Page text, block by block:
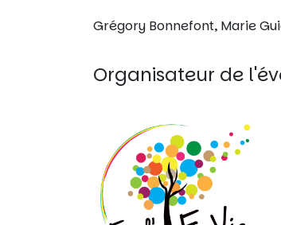
Grégory Bonnefont, Marie
Organisateur de